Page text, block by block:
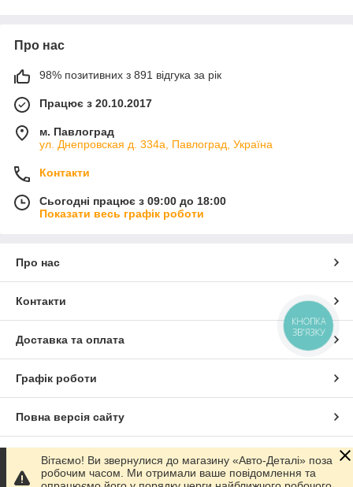
Про нас
98% позитивних з 891 відгука за рік
Працює з 20.10.2017
м. Павлоград
ул. Днепровская д. 334а, Павлоград, Україна
Контакти
Сьогодні працює з 09:00 до 18:00
Показати весь графік роботи
Про нас
Контакти
Доставка та оплата
Графік роботи
Повна версія сайту
Сайт створено на маркетплейсі
Вітаємо! Ви звернулися до магазину «Авто-Деталі» поза
робочим часом. Ми отримали ваше повідомлення та
КНОПКА
ЗВ'ЯЗКУ